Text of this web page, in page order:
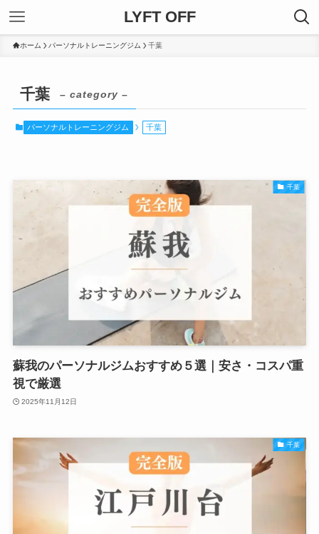
LYFT OFF
ホーム パーソナルトレーニングジム 千葉
千葉 – category –
パーソナルトレーニングジム 千葉
千葉
蘇我のパーソナルジムおすすめ５選｜安さ・コスパ重
視で厳選
2025年11月12日
千葉